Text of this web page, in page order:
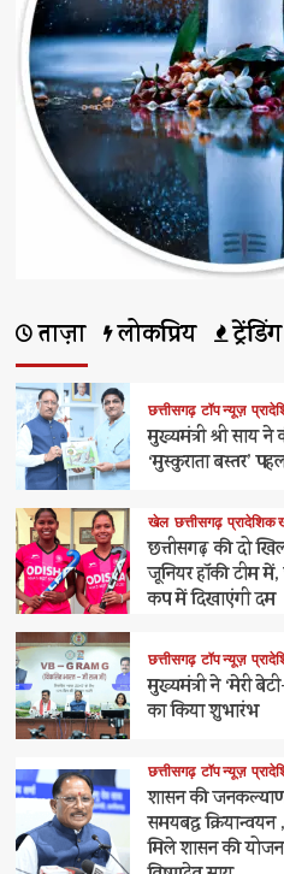
ताज़ा लोकप्रिय ट्रेंडिंग
छत्तीसगढ़ टॉप न्यूज़
मुख्यमंत्री श्री साय
‘मुस्कुराता बस्तर’
खेल छत्तीसगढ़ प्रादेशिक
छत्तीसगढ़ की दो
जूनियर हॉकी टीम
कप में दिखाएंगी दम
छत्तीसगढ़ टॉप न्यूज़
मुख्यमंत्री ने ‘मेरी
का किया शुभारंभ
छत्तीसगढ़ टॉप न्यूज़
शासन की
समयबद्ध क्रियान्वयन
मिले शासन की